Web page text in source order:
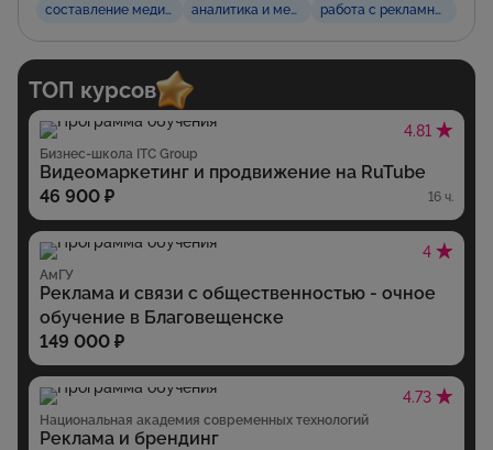
составление медиаплана в рекламеаналитика и метрики в рекламе
работа с рекламными
ТОП курсов
4.81
Бизнес-школа ITC Group
Видеомаркетинг и продвижение на RuTube
46 900 ₽
16 ч.
4
АмГУ
Реклама и связи с общественностью - очное
обучение в Благовещенске
149 000 ₽
4.73
Национальная академия современных технологий
Реклама и брендинг